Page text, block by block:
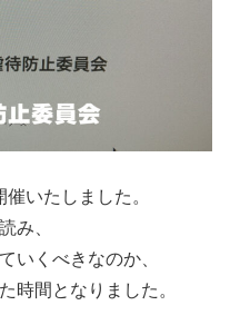
いたしました。
み、
いくべきなのか、
時間となりました。